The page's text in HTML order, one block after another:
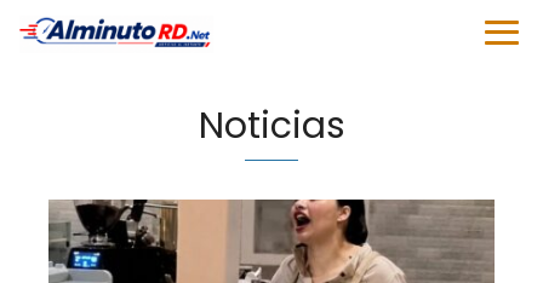
Noticias